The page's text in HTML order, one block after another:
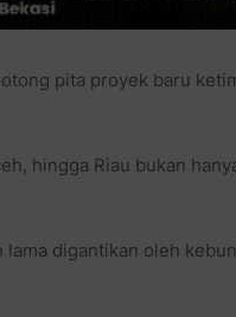
pita proyek baru
hingga Riau bukan
digantikan oleh